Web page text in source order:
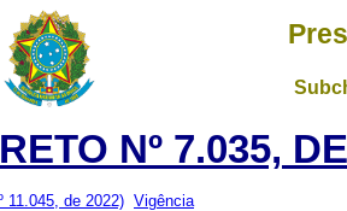
Nº 7.035,
11.045, de 2022) Vigência